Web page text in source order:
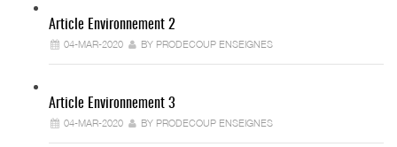
Article Environnement 2
04-MAR-2020 BY PRODECOUP ENSEIGNES
Article Environnement 3
04-MAR-2020 BY PRODECOUP ENSEIGNES